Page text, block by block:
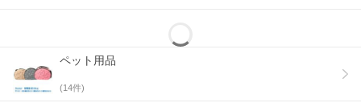
ペット用品
(14件)